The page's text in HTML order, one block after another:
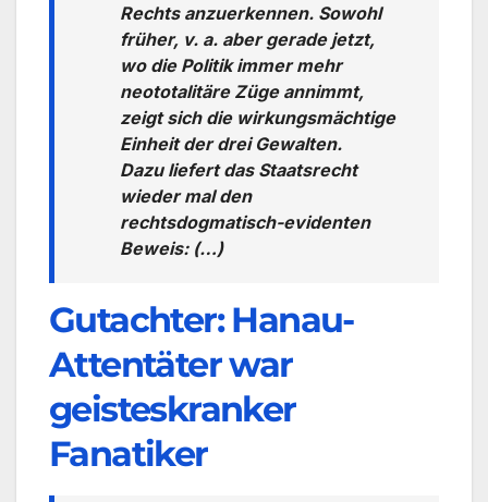
Rechts anzuerkennen. Sowohl
früher, v. a. aber gerade jetzt,
wo die Politik immer mehr
neototalitäre Züge annimmt,
zeigt sich die wirkungsmächtige
Einheit der drei Gewalten.
Dazu liefert das Staatsrecht
wieder mal den
rechtsdogmatisch-evidenten
Beweis: (…)
Gutachter: Hanau-
Attentäter war
geisteskranker
Fanatiker